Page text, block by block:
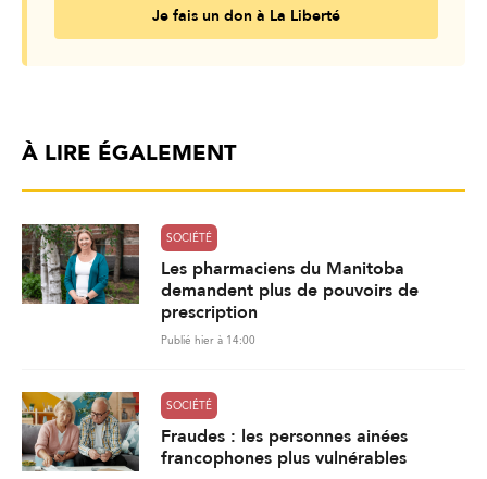
Je fais un don à La Liberté
À LIRE ÉGALEMENT
SOCIÉTÉ
Les pharmaciens du Manitoba
demandent plus de pouvoirs de
prescription
Publié hier à 14:00
SOCIÉTÉ
Fraudes : les personnes ainées
francophones plus vulnérables